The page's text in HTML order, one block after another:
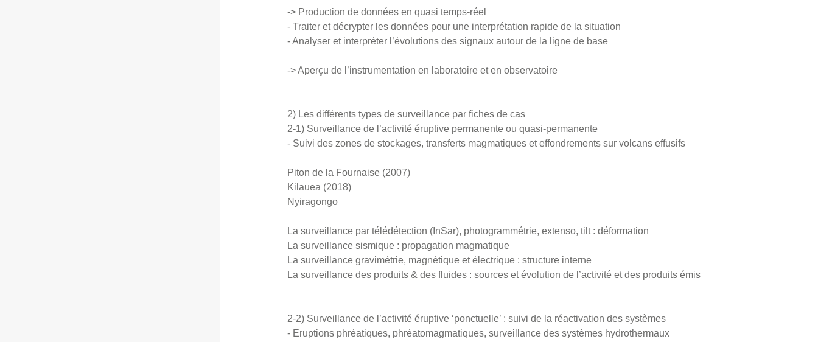
-> Production de données en quasi temps-réel
- Traiter et décrypter les données pour une interprétation rapide de la situation
- Analyser et interpréter l’évolutions des signaux autour de la ligne de base
-> Aperçu de l’instrumentation en laboratoire et en observatoire
2) Les différents types de surveillance par fiches de cas
2-1) Surveillance de l’activité éruptive permanente ou quasi-permanente
- Suivi des zones de stockages, transferts magmatiques et effondrements sur volcans effusifs
Piton de la Fournaise (2007)
Kilauea (2018)
Nyiragongo
La surveillance par télédétection (InSar), photogrammétrie, extenso, tilt : déformation
La surveillance sismique : propagation magmatique
La surveillance gravimétrie, magnétique et électrique : structure interne
La surveillance des produits & des fluides : sources et évolution de l’activité et des produits émis
2-2) Surveillance de l’activité éruptive ‘ponctuelle’ : suivi de la réactivation des systèmes
- Eruptions phréatiques, phréatomagmatiques, surveillance des systèmes hydrothermaux